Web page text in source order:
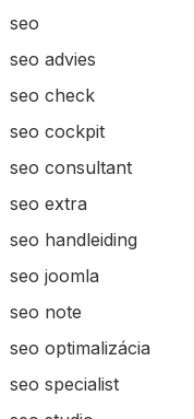
seo
seo advies
seo check
seo cockpit
seo consultant
seo extra
seo handleiding
seo joomla
seo note
seo optimalizácia
seo specialist